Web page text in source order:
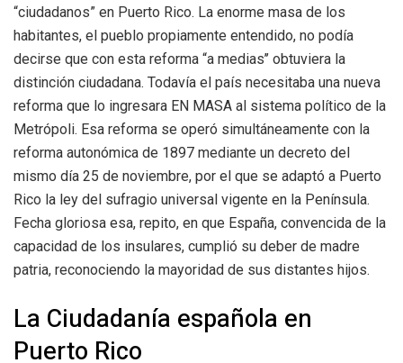
“ciudadanos” en Puerto Rico. La enorme masa de los
habitantes, el pueblo propiamente entendido, no podía
decirse que con esta reforma “a medias’’ obtuviera la
distinción ciudadana. Todavía el país necesitaba una nueva
reforma que lo ingresara EN MASA al sistema político de la
Metrópoli. Esa reforma se operó simultáneamente con la
reforma autonómica de 1897 mediante un decreto del
mismo día 25 de noviembre, por el que se adaptó a Puerto
Rico la ley del sufragio universal vigente en la Península.
Fecha gloriosa esa, repito, en que España, convencida de la
capacidad de los insulares, cumplió su deber de madre
patria, reconociendo la mayoridad de sus distantes hijos.
La Ciudadanía española en
Puerto Rico